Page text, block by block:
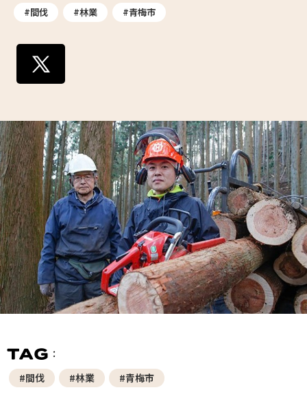
#間伐 #林業 #青梅市
#間伐 #林業 #青梅市